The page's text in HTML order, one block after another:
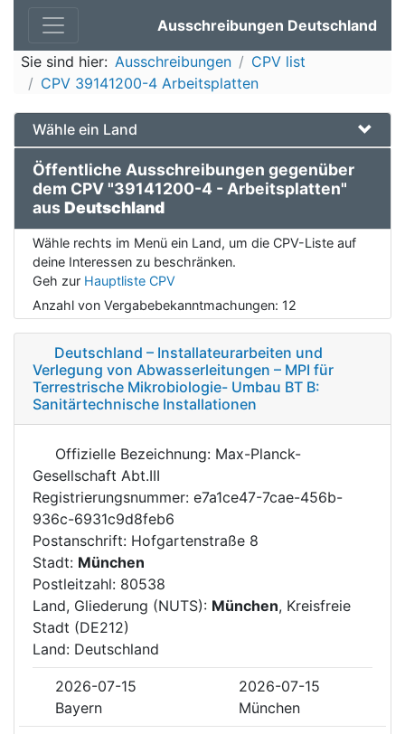
Ausschreibungen Deutschland
Sie sind hier: Ausschreibungen
CPV list
CPV 39141200-4 Arbeitsplatten
Wähle ein Land
Öffentliche Ausschreibungen gegenüber
dem CPV "39141200-4 - Arbeitsplatten"
ausDeutschland
Wähle rechts im Menü ein Land, um die CPV-Liste auf
deine Interessen zu beschränken.
Geh zur Hauptliste CPV
Anzahl von Vergabebekanntmachungen: 12
Deutschland – Installateurarbeiten und
Verlegung von Abwasserleitungen – MPI für
Terrestrische Mikrobiologie- Umbau BT B:
Sanitärtechnische Installationen
Offizielle Bezeichnung: Max-Planck-
Gesellschaft Abt.III
Registrierungsnummer: e7a1ce47-7cae-456b-
936c-6931c9d8feb6
Postanschrift: Hofgartenstraße 8
Stadt: München
Postleitzahl: 80538
Land, Gliederung (NUTS): München, Kreisfreie
Stadt (DE212)
Land: Deutschland
2026-07-15
2026-07-15
Bayern
München